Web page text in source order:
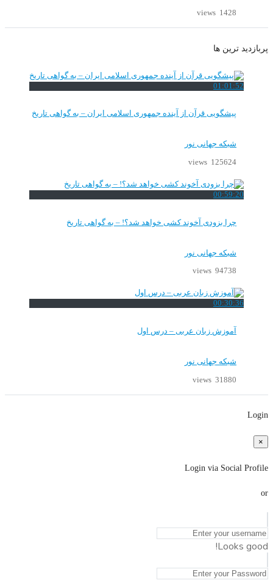
1428 views
پربازدید ترین ها
01:01:52
پیشگویی قرآن از آینده جمهوری اسلامی ایران – به گواهی تاریخ
شبکه جهانی نور
125624 views
00:59:20
چرا بزودی آخوند کشی خواهد شد؟! – به گواهی تاریخ
شبکه جهانی نور
94738 views
00:30:36
آموزش زبان عربی – درس اول
شبکه جهانی نور
31880 views
Login
×
Login via Social Profile
or
Looks good!